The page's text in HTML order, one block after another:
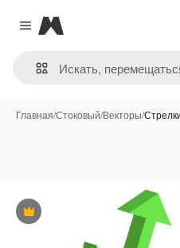
Close menu
Magnific
Главная/Стоковый/Векторы/
Премиум